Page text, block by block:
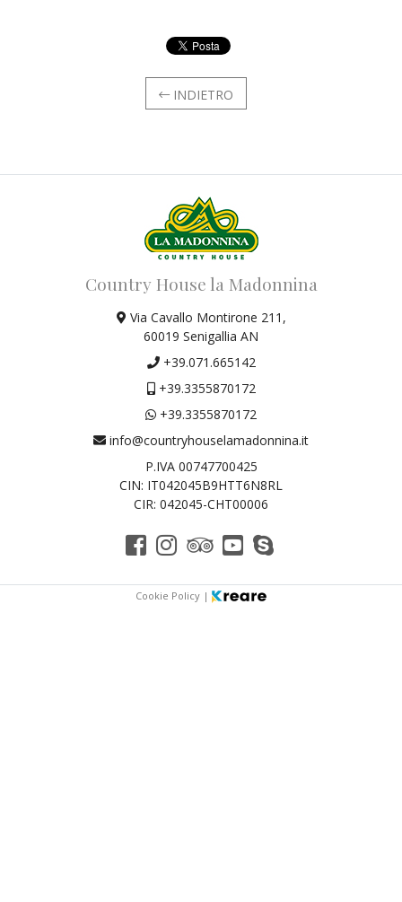
INDIETRO
Country House la Madonnina
Via Cavallo Montirone 211,
60019 Senigallia AN
+39.071.665142
+39.3355870172
+39.3355870172
info@countryhouselamadonnina.it
P.IVA 00747700425
CIN: IT042045B9HTT6N8RL
CIR: 042045-CHT00006
Cookie Policy |